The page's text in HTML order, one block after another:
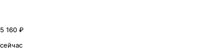
5 160 ₽
сейчас